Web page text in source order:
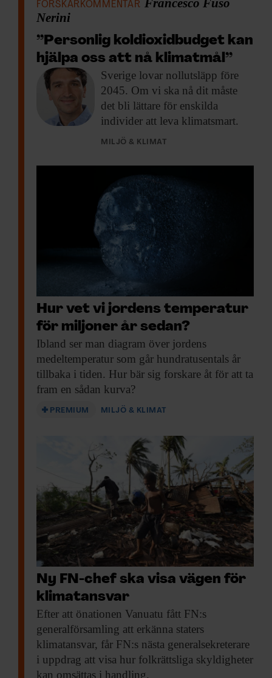
tekniska högskolan, KTH, och är
Sustainabilityförra året som ville lyfta upp
personliga utsläppsrätter på agendan igen.
Han tycker att den brittiska studien är
intressant, även om han tror att modellen
vore svår att förverkliga.
privatpersoner, men om vi vill uppnå
klimatmålen med noll nettoutsläpp måste
vi agera på både företags- och
regeringsnivå, och på en personlig nivå,
säger Francesco Fuso-Nerini
Författarna till den nya, brittiska studien
menar dock att personliga utsläppsrätter i
praktiken innebär att de fattigare i
samhället drar det tyngsta lasset för
klimatomställningen. Till skillnad från
utsläppsrätter är tanken att
koldioxidransonerna inte ska kunna
Ransoneringsmodellen är inspirerad av
nödåren i Storbritannien under första och
andra världskriget, där mat- och råvarubrist
ledde till skenande priser, timslånga köer
utanför butiker och ojämn resursfördelning.
De ransoneringar på till exempel mjöl och
smör som infördes innebar knappa
mängder, men accepterades snabbt
eftersom de gällde alla.
Svårt att införa
Men skulle vi godta ransoneringskrav i
FORSKARKOMMENTAR Francesco Fuso
Nerini
”Personlig koldioxidbudget kan
hjälpa oss att nå klimatmål”
Sverige lovar nollutsläpp före
2045. Om vi ska nå dit måste
det bli lättare för enskilda
individer att leva klimatsmart.
MILJÖ & KLIMAT
Hur vet vi jordens temperatur
för miljoner år sedan?
Ibland ser man diagram över jordens
medeltemperatur som går hundratusentals år
tillbaka i tiden. Hur bär sig forskare åt för att ta
fram en sådan kurva?
PREMIUM MILJÖ & KLIMAT
Ny FN-chef ska visa vägen för
klimatansvar
Efter att önationen Vanuatu fått FN:s
generalförsamling att erkänna staters
klimatansvar, får FN:s nästa generalsekreterare
i uppdrag att visa hur folkrättsliga skyldigheter
kan omsättas i handling.